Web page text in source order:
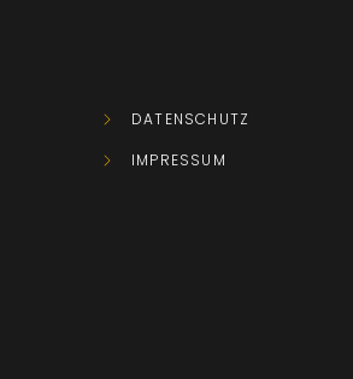
DATENSCHUTZ
IMPRESSUM